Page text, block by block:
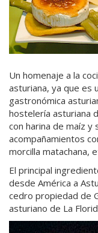
Un homenaje a la
asturiana, ya que es
gastronómica
hostelería asturiana
con harina de maíz y
acompañamientos
morcilla matachana,
El principal
desde América a
cedro propiedad de
asturiano de La